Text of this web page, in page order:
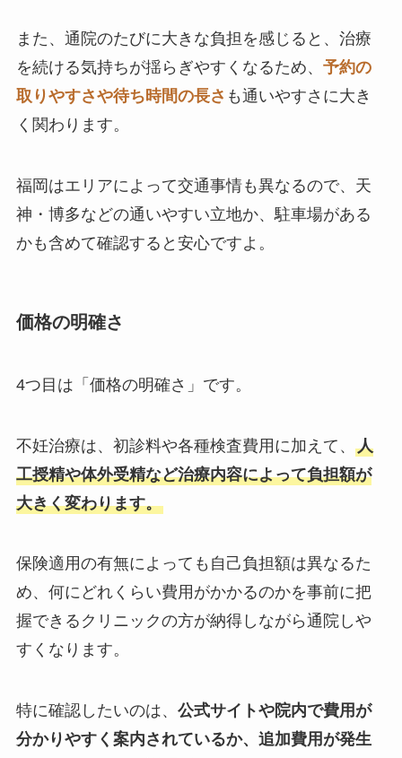
また、通院のたびに大きな負担を感じると、治療
を続ける気持ちが揺らぎやすくなるため、 予約の
取りやすさや待ち時間の長さ も通いやすさに大き
く関わります。
福岡はエリアによって交通事情も異なるので、天
神・博多などの通いやすい立地か、駐車場がある
かも含めて確認すると安心ですよ。
価格の明確さ
4つ目は「価格の明確さ」です。
不妊治療は、初診料や各種検査費用に加えて、 人
工授精や体外受精など治療内容によって負担額が
大きく変わります。
保険適用の有無によっても自己負担額は異なるた
め、何にどれくらい費用がかかるのかを事前に把
握できるクリニックの方が納得しながら通院しや
すくなります。
特に確認したいのは、 公式サイトや院内で費用が
分かりやすく案内されているか、追加費用が発生